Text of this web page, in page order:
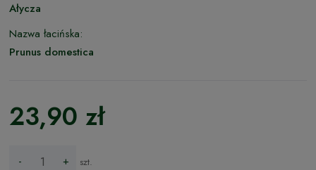
Ałycza
Nazwa łacińska:
Prunus domestica
23,90 zł
- + szt.